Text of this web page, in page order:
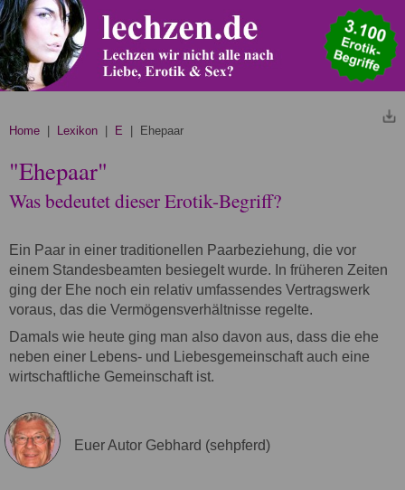
Home Lexikon E | Ehepaar
"Ehepaar"
Was bedeutet dieser Erotik-Begriff?
Ein Paar in einer traditionellen Paarbeziehung, die vor
einem Standesbeamten besiegelt wurde. In früheren Zeiten
ging der Ehe noch ein relativ umfassendes Vertragswerk
voraus, das die Vermögensverhältnisse regelte.
Damals wie heute ging man also davon aus, dass die ehe
neben einer Lebens- und Liebesgemeinschaft auch eine
wirtschaftliche Gemeinschaft ist.
Euer Autor Gebhard (sehpferd)